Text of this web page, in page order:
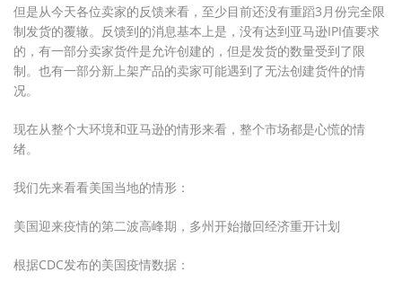
但是从今天各位卖家的反馈来看，至少目前还没有重蹈3月份完全限
制发货的覆辙。反馈到的消息基本上是，没有达到亚马逊IPI值要求
的，有一部分卖家货件是允许创建的，但是发货的数量受到了限
制。也有一部分新上架产品的卖家可能遇到了无法创建货件的情
况。
现在从整个大环境和亚马逊的情形来看，整个市场都是心慌的情
绪。
我们先来看看美国当地的情形：
美国迎来疫情的第二波高峰期，多州开始撤回经济重开计划
根据CDC发布的美国疫情数据：